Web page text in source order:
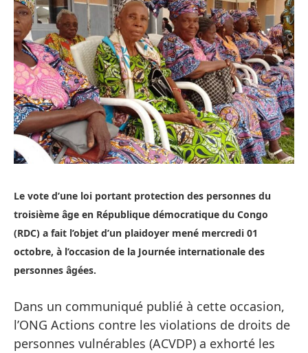
Le vote d’une loi portant protection des personnes du
troisième âge en République démocratique du Congo
(RDC) a fait l’objet d’un plaidoyer mené mercredi 01
octobre, à l’occasion de la Journée internationale des
personnes âgées.
Dans un communiqué publié à cette occasion,
l’ONG Actions contre les violations de droits de
personnes vulnérables (ACVDP) a exhorté les